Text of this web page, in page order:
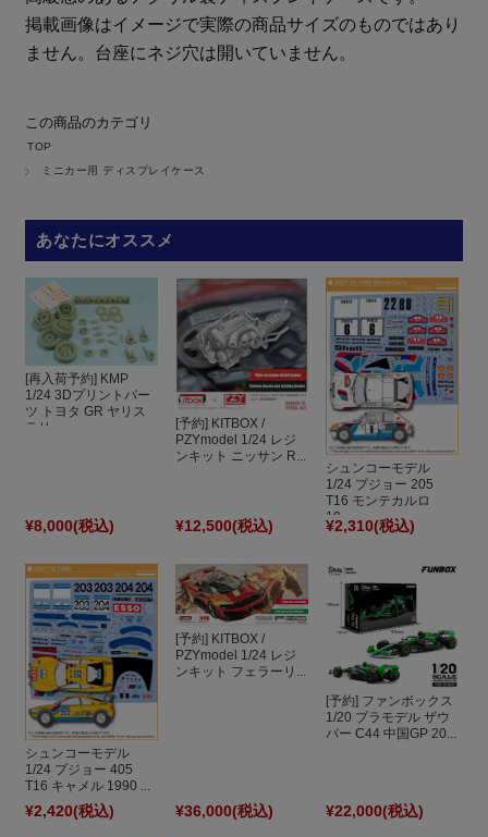
掲載画像はイメージで実際の商品サイズのものではあり
ません。台座にネジ穴は開いていません。
この商品のカテゴリ
TOP
ミニカー用 ディスプレイケース
あなたにオススメ
[再入荷予約] KMP
1/24 3Dプリントパー
ツ トヨタ GR ヤリス
ラリ...
¥8,000(税込)
[予約] KITBOX /
PZYmodel 1/24 レジ
ンキット ニッサン R...
¥12,500(税込)
シュンコーモデル
1/24 プジョー 205
T16 モンテカルロ
19...
¥2,310(税込)
シュンコーモデル
1/24 プジョー 405
T16 キャメル 1990 ...
¥2,420(税込)
[予約] KITBOX /
PZYmodel 1/24 レジ
ンキット フェラーリ...
¥36,000(税込)
[予約] ファンボックス
1/20 プラモデル ザウ
バー C44 中国GP 20...
¥22,000(税込)